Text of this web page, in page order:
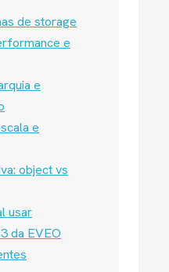
de storage
e
e
e
object vs
usar
da EVEO